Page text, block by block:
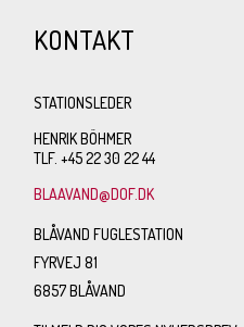
KONTAKT
STATIONSLEDER
HENRIK BÖHMER
TLF. +45 22 30 22 44
BLAAVAND@DOF.DK
BLÅVAND FUGLESTATION
FYRVEJ 81
6857 BLÅVAND